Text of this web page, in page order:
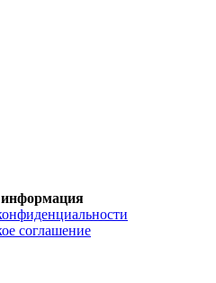
соглашение